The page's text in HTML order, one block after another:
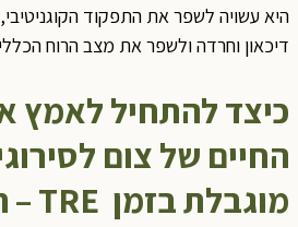
היא עשויה לשפר את התפקוד
דיכאון וחרדה ולשפר את מצב הרוח הכללי.
כיצד להתחיל לאמץ
החיים של צום
מוגבלת בזמן TRE –